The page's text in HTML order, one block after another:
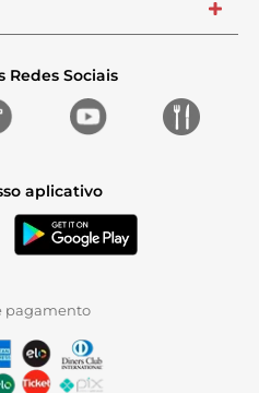
+
Redes Sociais
aplicativo
pagamento